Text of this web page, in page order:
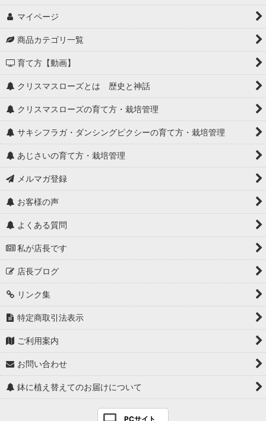
マイページ
商品カテゴリ一覧
育て方【動画】
クリスマスローズとは 歴史と神話
クリスマスローズの育て方・栽培管理
サキシフラガ・ダンシングピクシーの育て方・栽培管理
あじさいの育て方・栽培管理
メルマガ登録
お客様の声
よくある質問
私が店長です
店長ブログ
リンク集
特定商取引法表示
ご利用案内
お問い合わせ
鉢に植え替えてのお届けについて
PCサイト